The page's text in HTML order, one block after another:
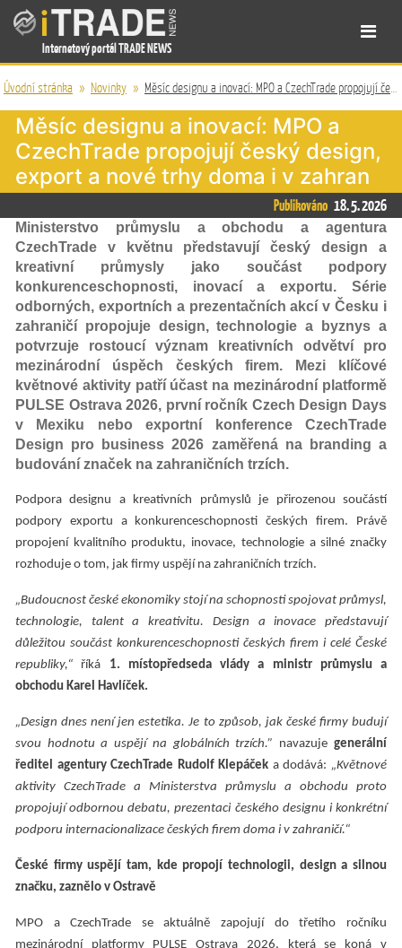
Internetový portál TRADE NEWS
Úvodní stránka » Novinky » Měsíc designu a inovací: MPO a CzechTrade propojují český design, export a nové trhy doma i v zahran
Měsíc designu a inovací: MPO a
CzechTrade propojují český design,
export a nové trhy doma i v zahran
Publikováno 18. 5. 2026
Ministerstvo průmyslu a obchodu a agentura
CzechTrade v květnu představují český design a
kreativní průmysly jako součást podpory
konkurenceschopnosti, inovací a exportu. Série
odborných, exportních a prezentačních akcí v Česku i
zahraničí propojuje design, technologie a byznys a
potvrzuje rostoucí význam kreativních odvětví pro
mezinárodní úspěch českých firem. Mezi klíčové
květnové aktivity patří účast na mezinárodní platformě
PULSE Ostrava 2026, první ročník Czech Design Days
v Mexiku nebo exportní konference CzechTrade
Design pro business 2026 zaměřená na branding a
budování značek na zahraničních trzích.
Podpora designu a kreativních průmyslů je přirozenou součástí
podpory exportu a konkurenceschopnosti českých firem. Právě
propojení kvalitního produktu, inovace, technologie a silné značky
rozhoduje o tom, jak firmy uspějí na zahraničních trzích.
„Budoucnost české ekonomiky stojí na schopnosti spojovat průmysl,
technologie, talent a kreativitu. Design a inovace představují
důležitou součást konkurenceschopnosti českých firem i celé České
republiky,“ říká 1. místopředseda vlády a
ministr průmyslu a
obchodu Karel Havlíček.
„Design dnes není jen estetika. Je to způsob, jak české firmy budují
svou hodnotu a uspějí na globálních trzích.” navazuje generální
ředitel agentury CzechTrade Rudolf Klepáček a dodává: „Květnové
aktivity CzechTrade a Ministerstva průmyslu a obchodu proto
propojují odbornou debatu, prezentaci českého designu i konkrétní
podporu internacionalizace českých firem doma i v zahraničí.“
České firmy uspějí tam, kde propojí technologii, design a silnou
značku, zaznělo v Ostravě
MPO a CzechTrade se aktuálně zapojují do třetího ročníku
mezinárodní platformy PULSE Ostrava 2026, která se koná v